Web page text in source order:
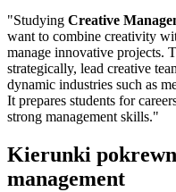
"Studying Creative
want to combine creativity
manage innovative projects.
strategically, lead creative
dynamic industries such as
It prepares students for
strong management skills."
Kierunki
management